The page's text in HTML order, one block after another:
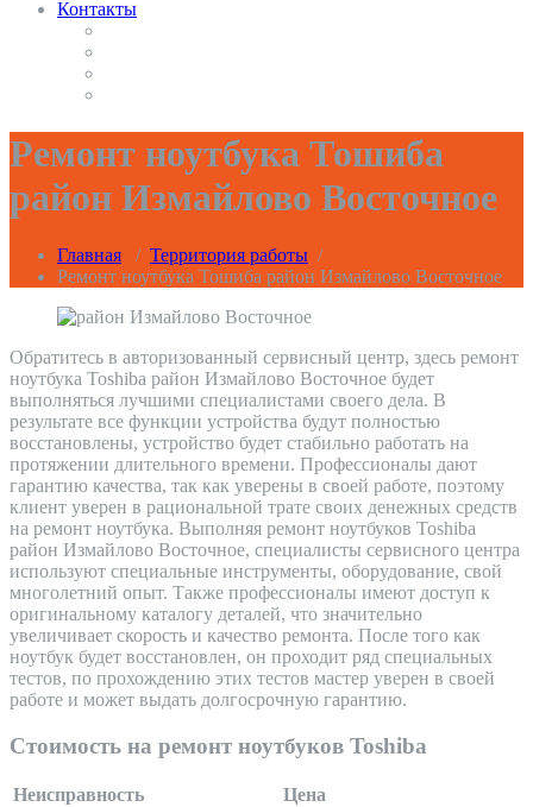
Контакты
Ремонт ноутбука Тошиба
район Измайлово Восточное
Главная / Территория работы /
Ремонт ноутбука Тошиба район Измайлово Восточное
Обратитесь в авторизованный сервисный центр, здесь ремонт
ноутбука Toshiba район Измайлово Восточное будет
выполняться лучшими специалистами своего дела. В
результате все функции устройства будут полностью
восстановлены, устройство будет стабильно работать на
протяжении длительного времени. Профессионалы дают
гарантию качества, так как уверены в своей работе, поэтому
клиент уверен в рациональной трате своих денежных средств
на ремонт ноутбука. Выполняя ремонт ноутбуков Toshiba
район Измайлово Восточное, специалисты сервисного центра
используют специальные инструменты, оборудование, свой
многолетний опыт. Также профессионалы имеют доступ к
оригинальному каталогу деталей, что значительно
увеличивает скорость и качество ремонта. После того как
ноутбук будет восстановлен, он проходит ряд специальных
тестов, по прохождению этих тестов мастер уверен в своей
работе и может выдать долгосрочную гарантию.
Стоимость на ремонт ноутбуков Toshiba
Неисправность
Цена